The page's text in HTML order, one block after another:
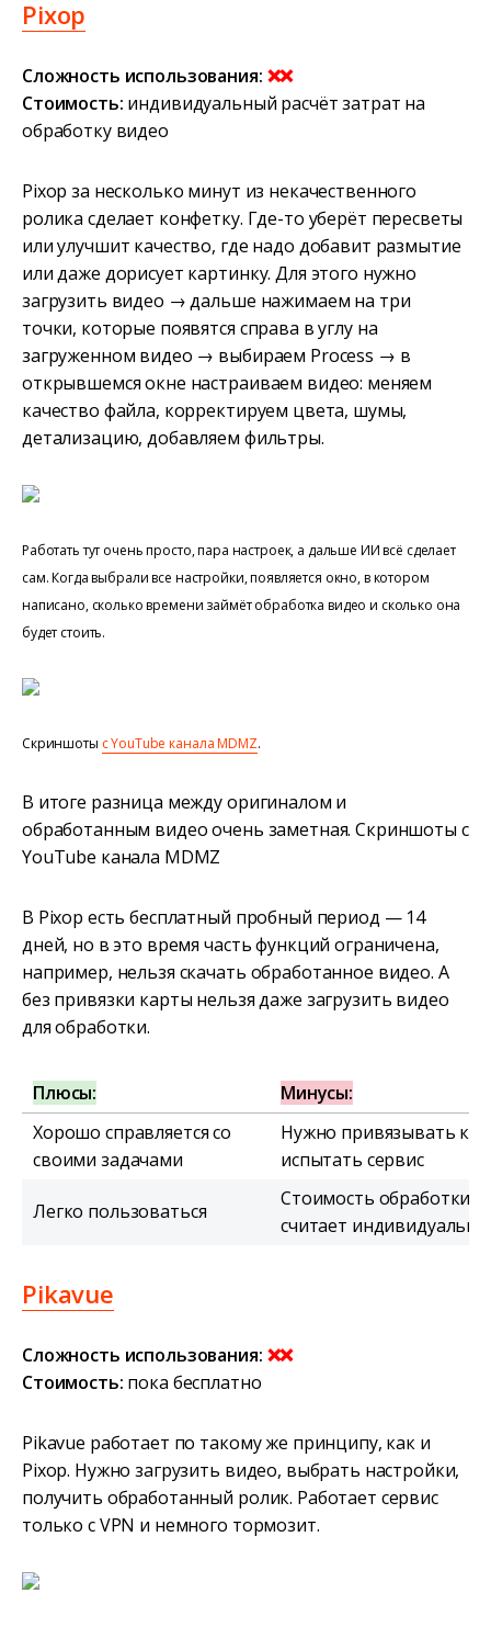
Pixop
Сложность использования: ❌❌
Стоимость: индивидуальный расчёт затрат на
обработку видео
Pixop за несколько минут из некачественного
ролика сделает конфетку. Где-то уберёт пересветы
или улучшит качество, где надо добавит размытие
или даже дорисует картинку. Для этого нужно
загрузить видео → дальше нажимаем на три
точки, которые появятся справа в углу на
загруженном видео → выбираем Process → в
открывшемся окне настраиваем видео: меняем
качество файла, корректируем цвета, шумы,
детализацию, добавляем фильтры.
Работать тут очень просто, пара настроек, а дальше ИИ всё сделает
сам. Когда выбрали все настройки, появляется окно, в котором
написано, сколько времени займёт обработка видео и сколько она
будет стоить.
Скриншоты с YouTube канала MDMZ.
В итоге разница между оригиналом и
обработанным видео очень заметная. Скриншоты с
YouTube канала MDMZ
В Pixop есть бесплатный пробный период — 14
дней, но в это время часть функций ограничена,
например, нельзя скачать обработанное видео. А
без привязки карты нельзя даже загрузить видео
для обработки.
Плюсы:
Минусы:
Хорошо справляется со
своими задачами
Нужно привязывать
испытать сервис
Легко пользоваться
Стоимость обработки
считает индивидуально
Pikavue
Сложность использования: ❌❌
Стоимость: пока бесплатно
Pikavue работает по такому же принципу, как и
Pixop. Нужно загрузить видео, выбрать настройки,
получить обработанный ролик. Работает сервис
только с VPN и немного тормозит.